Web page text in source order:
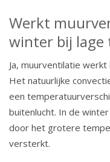
Werkt
winter bij lage
Ja, muurventilatie
Het natuurlijke
een
buitenlucht. In de
door het grotere
versterkt.